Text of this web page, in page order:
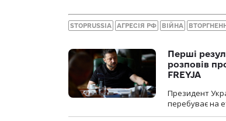
STOPRUSSIA АГРЕСІЯ РФ ВІЙНА
Перші
розповів
FREYJA
Президент
перебуває на